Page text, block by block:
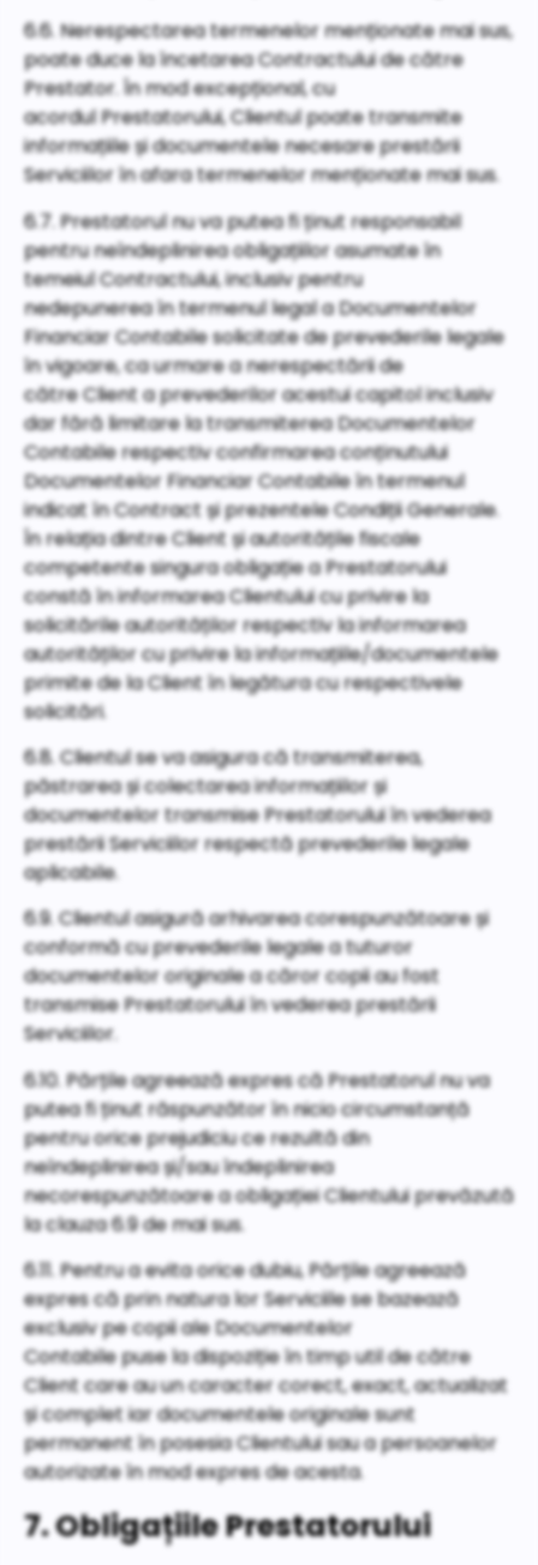
6.6. Nerespectarea termenelor menționate mai sus,
poate duce la încetarea Contractului de către
Prestator. În mod excepțional, cu
acordul Prestatorului, Clientul poate transmite
informațiile și documentele necesare prestării
Serviciilor în afara termenelor menționate mai sus.
6.7. Prestatorul nu va putea fi ținut responsabil
pentru neîndeplinirea obligațiilor asumate în
temeiul Contractului, inclusiv pentru
nedepunerea în termenul legal a Documentelor
Financiar Contabile solicitate de prevederile legale
în vigoare, ca urmare a nerespectării de
către Client a prevederilor acestui capitol inclusiv
dar fără limitare la transmiterea Documentelor
Contabile respectiv confirmarea conținutului
Documentelor Financiar Contabile în termenul
indicat în Contract și prezentele Condiții Generale.
În relația dintre Client și autoritățile fiscale
competente singura obligație a Prestatorului
constă în informarea Clientului cu privire la
solicitările autorităților respectiv la informarea
autorităților cu privire la informațiile/documentele
primite de la Client în legătura cu respectivele
solicitări.
6.8. Clientul se va asigura că transmiterea,
păstrarea și colectarea informațiilor și
documentelor transmise Prestatorului în vederea
prestării Serviciilor respectă prevederile legale
aplicabile.
6.9. Clientul asigură arhivarea corespunzătoare și
conformă cu prevederile legale a tuturor
documentelor originale a căror copii au fost
transmise Prestatorului în vederea prestării
Serviciilor.
6.10. Părțile agreează expres că Prestatorul nu va
putea fi ținut răspunzător în nicio circumstanță
pentru orice prejudiciu ce rezultă din
neîndeplinirea și/sau îndeplinirea
necorespunzătoare a obligației Clientului prevăzută
la clauza 6.9 de mai sus.
6.11. Pentru a evita orice dubiu, Părțile agreează
expres că prin natura lor Serviciile se bazează
exclusiv pe copii ale Documentelor
Contabile puse la dispoziție în timp util de către
Client care au un caracter corect, exact, actualizat
și complet iar documentele originale sunt
permanent în posesia Clientului sau a persoanelor
autorizate în mod expres de acesta.
7. Obligațiile Prestatorului